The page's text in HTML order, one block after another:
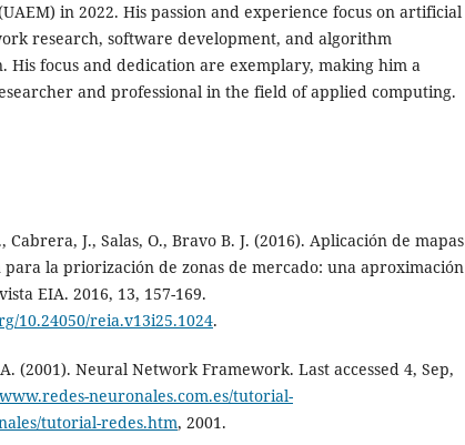
in 2022. His passion and experience focus on artificial
research, software development, and algorithm
His focus and dedication are exemplary, making him a
and professional in the field of applied computing.
Cabrera, J., Salas, O., Bravo B. J. (2016). Aplicación de mapas
para la priorización de zonas de mercado: una aproximación
EIA. 2016, 13, 157-169.
10.24050/reia.v13i25.1024.
(2001). Neural Network Framework. Last accessed 4, Sep,
neuronales.com.es/tutorial-
tutorial-redes.htm, 2001.